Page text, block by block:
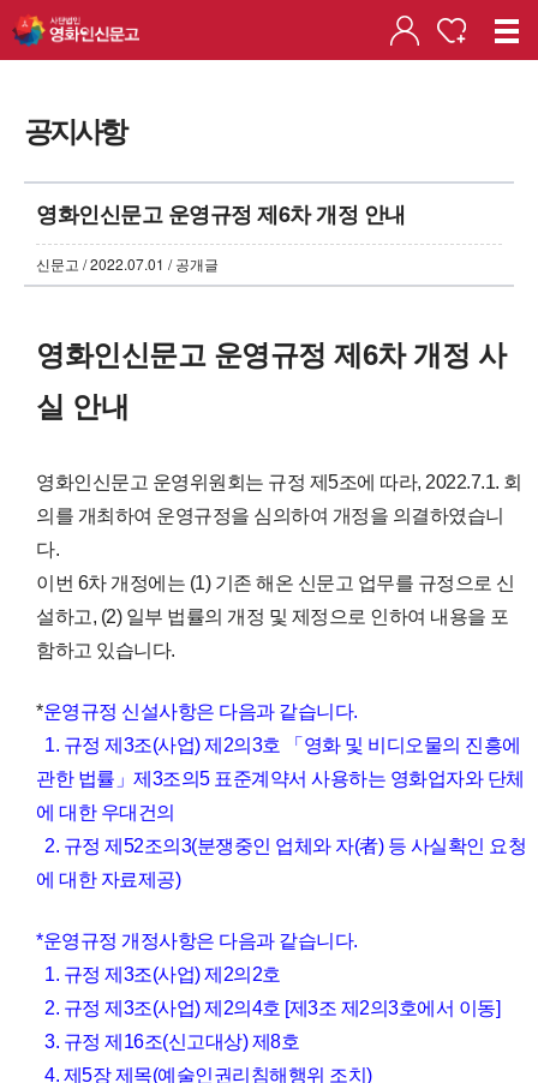
공지사항
영화인신문고 운영규정 제6차 개정 안내
신문고 / 2022.07.01 / 공개글
영화인신문고 운영규정 제6차 개정 사
실 안내
영화인신문고 운영위원회는 규정 제5조에 따라, 2022.7.1. 회
의를 개최하여 운영규정을 심의하여 개정을 의결하였습니
다.
이번 6차 개정에는 (1) 기존 해온 신문고 업무를 규정으로 신
설하고, (2) 일부 법률의 개정 및 제정으로 인하여 내용을 포
함하고 있습니다.
*운영규정 신설사항은 다음과 같습니다.
1. 규정 제3조(사업) 제2의3호 「영화 및 비디오물의 진흥에
관한 법률」제3조의5 표준계약서 사용하는 영화업자와 단체
에 대한 우대건의
2. 규정 제52조의3(분쟁중인 업체와 자(者) 등 사실확인 요청
에 대한 자료제공)
*운영규정 개정사항은 다음과 같습니다.
1. 규정 제3조(사업) 제2의2호
2. 규정 제3조(사업) 제2의4호 [제3조 제2의3호에서 이동]
3. 규정 제16조(신고대상) 제8호
4. 제5장 제목(예술인권리침해행위 조치)